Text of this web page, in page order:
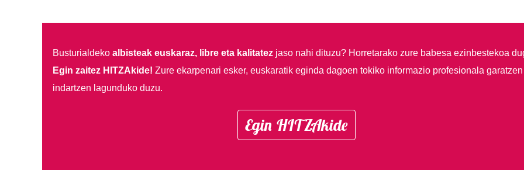
Busturialdeko albisteak euskaraz, libre eta kalitatezjaso nahi dituzu? Horretarako zure babesa ezinbestekoa
Egin zaitez HITZAkide! Zure ekarpenari esker, euskaratik eginda dagoen tokiko informazio profesionala garatzen
indartzen lagunduko duzu.
Egin HITZAkide